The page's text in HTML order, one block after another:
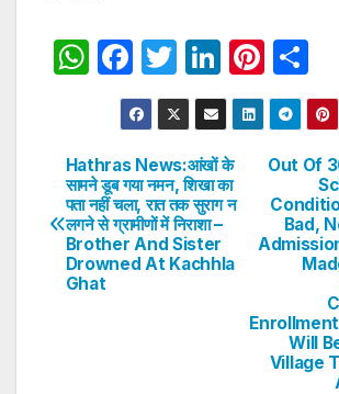
W
s
A
p
p
F
a
c
e
b
o
o
T
w
itt
er
Li
n
k
e
dI
n
Pi
nt
er
e
st
h
ar
e
Post
navigation
Out Of
Bad,
Will
Village
Hathras News:आंखों के
सामने डूब गया नमन, शिखा का
पता नहीं चला, रात तक सुराग न
लगने से ग्रामीणों में निराशा –
Brother And Sister
Drowned At Kachhla
Ghat